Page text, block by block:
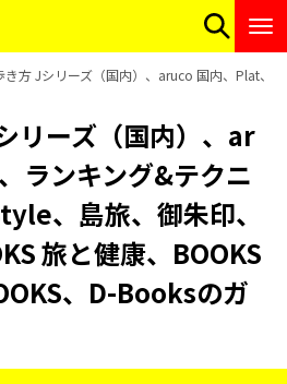
き方 Jシリーズ（国内）、aruco 国内、Plat、
リーズ（国内）、ar
ランキング&テクニ
、島旅、御朱印、
旅と健康、BOOKS
、D-Booksのガ